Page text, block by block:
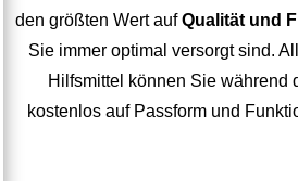
den größten Wert aufQualität und
Sie immer optimal versorgt sind.
Hilfsmittel können Sie während
kostenlos auf Passform und